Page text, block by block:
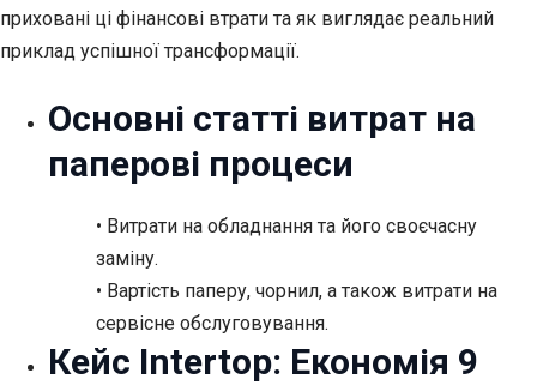
приховані ці фінансові втрати та як виглядає реальний
приклад успішної трансформації.
Основні статті витрат на
паперові процеси
• Витрати на обладнання та його своєчасну
заміну.
• Вартість паперу, чорнил, а також витрати на
сервісне обслуговування.
Кейс Intertop: Економія 9